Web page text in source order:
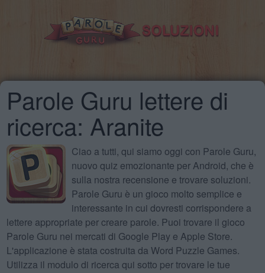
Parole Guru lettere di
ricerca: Aranite
Ciao a tutti, qui siamo oggi con Parole Guru,
nuovo quiz emozionante per Android, che è
sulla nostra recensione e trovare soluzioni.
Parole Guru è un gioco molto semplice e
interessante in cui dovresti corrispondere a
lettere appropriate per creare parole. Puoi trovare il gioco
Parole Guru nei mercati di Google Play e Apple Store.
L'applicazione è stata costruita da Word Puzzle Games.
Utilizza il modulo di ricerca qui sotto per trovare le tue